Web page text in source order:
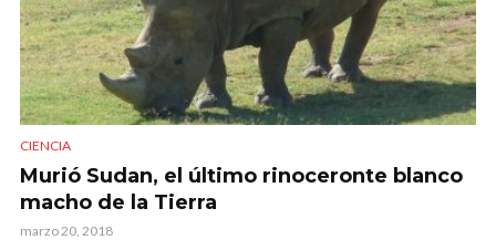
CIENCIA
Murió Sudan, el último rinoceronte blanco
macho de la Tierra
marzo 20, 2018